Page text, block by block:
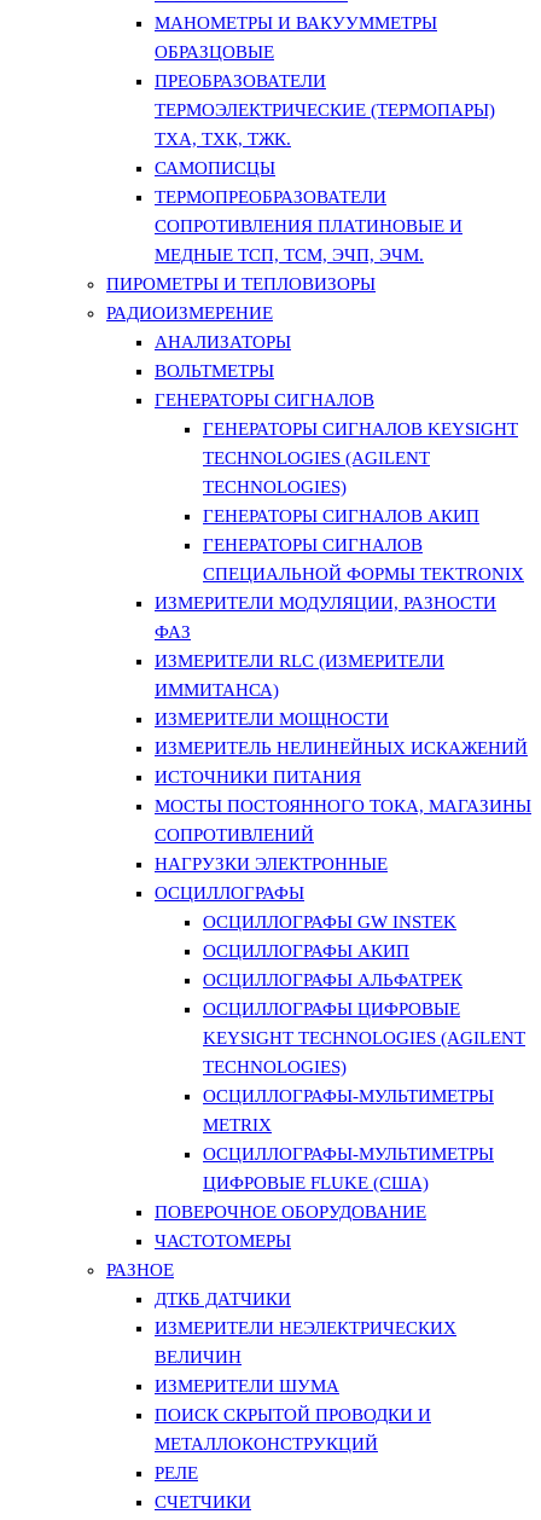
МАНОМЕТРЫ И ВАКУУММЕТРЫ
ОБРАЗЦОВЫЕ
ПРЕОБРАЗОВАТЕЛИ
ТЕРМОЭЛЕКТРИЧЕСКИЕ (ТЕРМОПАРЫ)
ТХА, ТХК, ТЖК.
САМОПИСЦЫ
ТЕРМОПРЕОБРАЗОВАТЕЛИ
СОПРОТИВЛЕНИЯ ПЛАТИНОВЫЕ И
МЕДНЫЕ ТСП, ТСМ, ЭЧП, ЭЧМ.
ПИРОМЕТРЫ И ТЕПЛОВИЗОРЫ
РАДИОИЗМЕРЕНИЕ
АНАЛИЗАТОРЫ
ВОЛЬТМЕТРЫ
ГЕНЕРАТОРЫ СИГНАЛОВ
ГЕНЕРАТОРЫ СИГНАЛОВ KEYSIGHT
TECHNOLOGIES (AGILENT
TECHNOLOGIES)
ГЕНЕРАТОРЫ СИГНАЛОВ АКИП
ГЕНЕРАТОРЫ СИГНАЛОВ
СПЕЦИАЛЬНОЙ ФОРМЫ TEKTRONIX
ИЗМЕРИТЕЛИ МОДУЛЯЦИИ, РАЗНОСТИ
ФАЗ
ИЗМЕРИТЕЛИ RLC (ИЗМЕРИТЕЛИ
ИММИТАНСА)
ИЗМЕРИТЕЛИ МОЩНОСТИ
ИЗМЕРИТЕЛЬ НЕЛИНЕЙНЫХ ИСКАЖЕНИЙ
ИСТОЧНИКИ ПИТАНИЯ
МОСТЫ ПОСТОЯННОГО ТОКА, МАГАЗИНЫ
СОПРОТИВЛЕНИЙ
НАГРУЗКИ ЭЛЕКТРОННЫЕ
ОСЦИЛЛОГРАФЫ
ОСЦИЛЛОГРАФЫ GW INSTEK
ОСЦИЛЛОГРАФЫ АКИП
ОСЦИЛЛОГРАФЫ АЛЬФАТРЕК
ОСЦИЛЛОГРАФЫ ЦИФРОВЫЕ
KEYSIGHT TECHNOLOGIES (AGILENT
TECHNOLOGIES)
ОСЦИЛЛОГРАФЫ-МУЛЬТИМЕТРЫ
METRIX
ОСЦИЛЛОГРАФЫ-МУЛЬТИМЕТРЫ
ЦИФРОВЫЕ FLUKE (США)
ПОВЕРОЧНОЕ ОБОРУДОВАНИЕ
ЧАСТОТОМЕРЫ
РАЗНОЕ
ДТКБ ДАТЧИКИ
ИЗМЕРИТЕЛИ НЕЭЛЕКТРИЧЕСКИХ
ВЕЛИЧИН
ИЗМЕРИТЕЛИ ШУМА
ПОИСК СКРЫТОЙ ПРОВОДКИ И
МЕТАЛЛОКОНСТРУКЦИЙ
РЕЛЕ
СЧЕТЧИКИ